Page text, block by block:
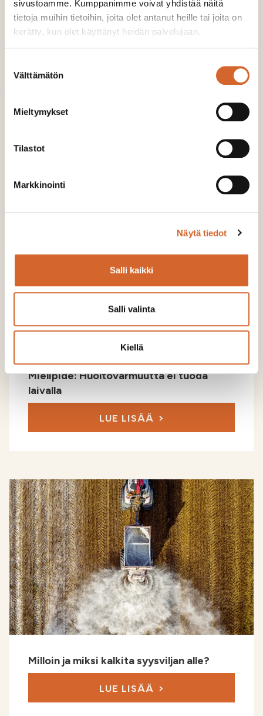
sivustoamme. Kumppanimme voivat yhdistää näitä
tietoja muihin tietoihin, joita olet antanut heille tai joita on
kerätty, kun olet käyttänyt heidän palvelujaan.
valinta
Välttämätön
Mieltymykset
Tilastot
Markkinointi
Näytä tiedot
Salli kaikki
Salli valinta
Kiellä
040 861 9668
aki.laaksonen@soilfood.fi
Share on Email
Mielipide: Huoltovarmuutta ei tuoda
laivalla
LUE LISÄÄ
Milloin ja miksi kalkita syysviljan alle?
LUE LISÄÄ